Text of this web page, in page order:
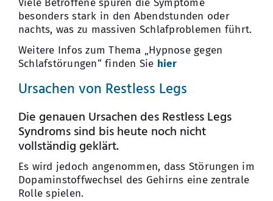
Viele Betroffene spüren die Symptome
besonders stark in den Abendstunden oder
nachts, was zu massiven Schlafproblemen führt.
Weitere Infos zum Thema „Hypnose gegen
Schlafstörungen“ finden Sie hier
Ursachen von Restless Legs
Die genauen Ursachen des Restless Legs
Syndroms sind bis heute noch nicht
vollständig geklärt.
Es wird jedoch angenommen, dass Störungen im
Dopaminstoffwechsel des Gehirns eine zentrale
Rolle spielen.